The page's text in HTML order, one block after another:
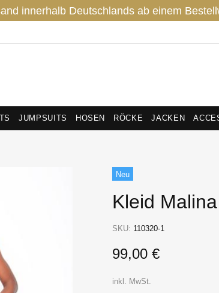
innerhalb Deutschlands ab einem
JUMPSUITS HOSEN RÖCKE JACKEN
Neu
Kleid
SKU: 110320-1
99,00 €
inkl. MwSt.